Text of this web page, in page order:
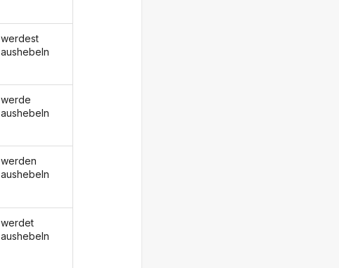
werdest
aushebeln
werde
aushebeln
werden
aushebeln
werdet
aushebeln